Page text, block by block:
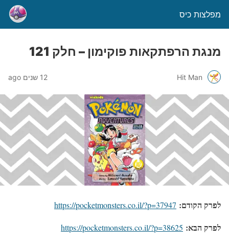
מפלצות כיס
מנגת הרפתקאות פוקימון – חלק 121
Hit Man 12 שנים ago
לפרק הקודם: https://pocketmonsters.co.il/?p=37947
לפרק הבא: https://pocketmonsters.co.il/?p=38625